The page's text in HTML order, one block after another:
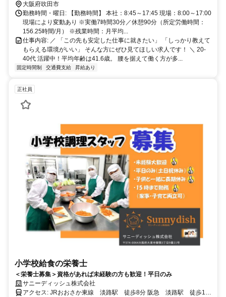
大阪府吹田市
勤務時間・曜日: 【勤務時間】 本社：8:45～17:45 現場：8:00～17:00
現場により変動あり ※実働7時間30分／休憩90分（所定労働時間：
156.25時間/月） ※残業時間：月平均...
仕事内容: ／ 「この先も安定した仕事に就きたい」 「しっかり教えて
もらえる環境がいい」 そんな方にぜひ見てほしい求人です！ ＼ 20-
40代 活躍中！平均年齢は41.6歳。 腰を据えて働く方が多...
固定時間制 交通費支給 昇給あり
正社員
小学校給食の栄養士
＜栄養士募集＞資格があれば未経験の方も歓迎！平日のみ
サニーディッシュ株式会社
アクセス: JRおおさか東線 淡路駅 徒歩8分 阪急 淡路駅 徒歩10